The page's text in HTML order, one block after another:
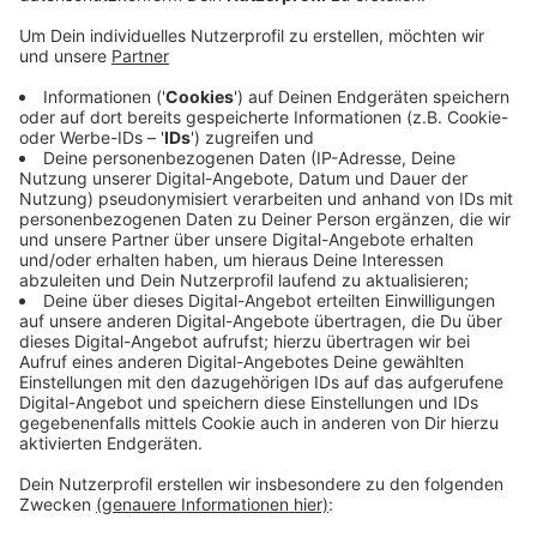
Anzeige
Es wurden die Lenk- und Ruhezeiten der Fahrer
kontrolliert; ebenso der technische Zustand der Busse
und Lastkraftwagen. Auch wurde ein Blick auf die
Ladungssicherung geworfen. Das Ergebnis nach acht
Stunden: Sechs mal waren die Fahrzeuge zu schwer
beladen, zwei Mal waren die Güter zudem falsch
gesichert. Vier Fahrzeuge durften nicht weiterfahren,
weil sie zu viele Mämngel hatten. Und: In vier Fällen
wurde der Fahrer mit dem Handy in der Hand erwischt.
Anzeige